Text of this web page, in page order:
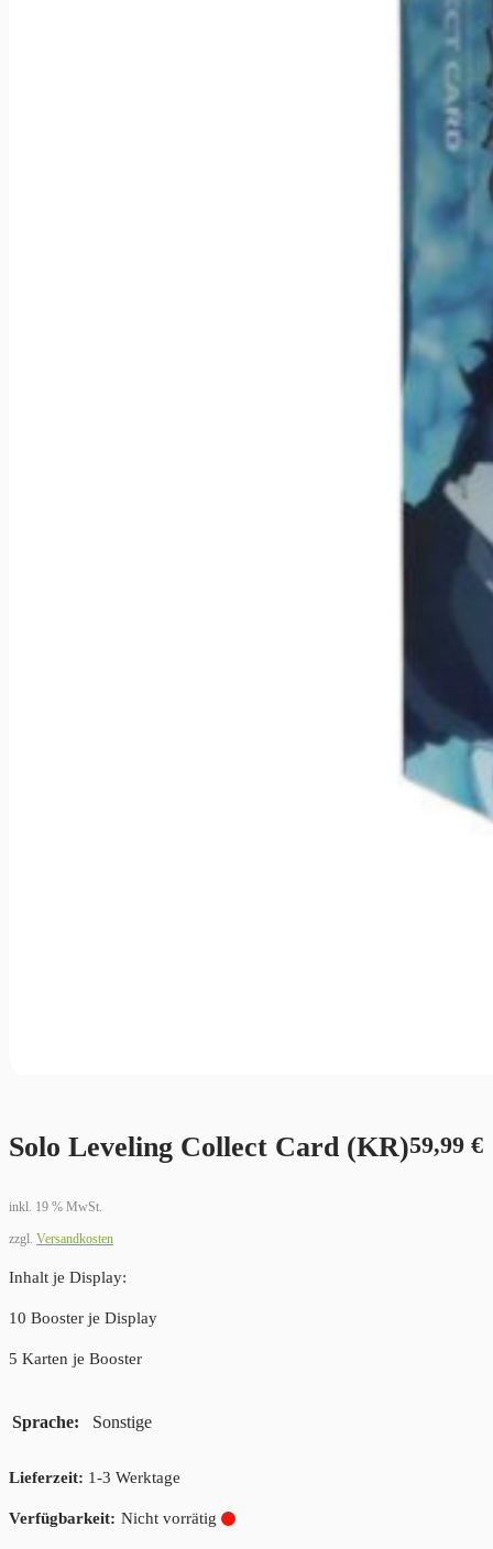
Solo Leveling Collect Card (KR)59,99 €
inkl. 19 % MwSt.
zzgl. Versandkosten
Inhalt je Display:
10 Booster je Display
5 Karten je Booster
Sprache Sonstige
Lieferzeit: 1-3 Werktage
Nicht vorrätig